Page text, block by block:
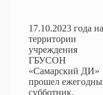
17.10.2023 года на
территории
учреждения
ГБУСОН
«Самарский ДИ»
прошел
субботник.